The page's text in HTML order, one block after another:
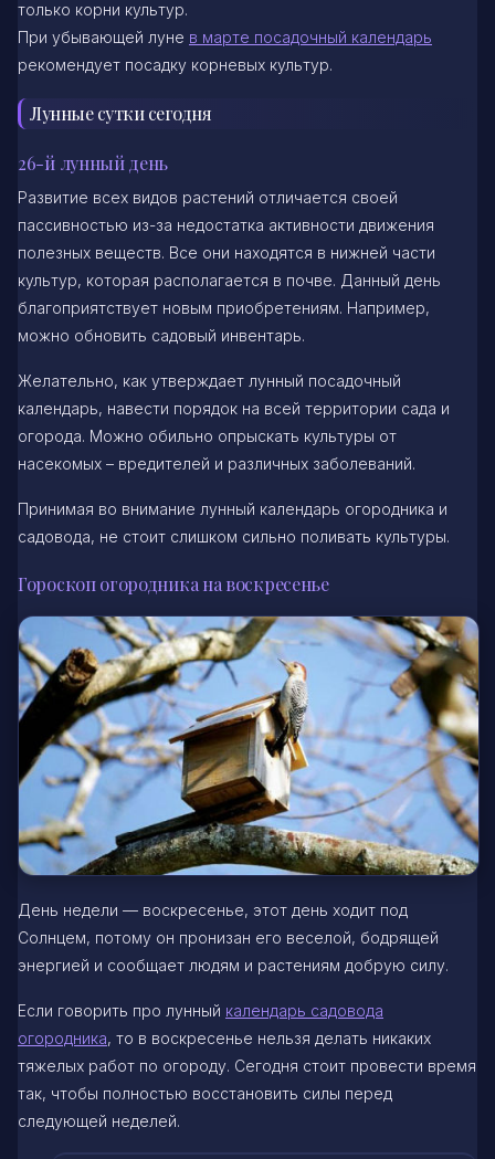
только корни культур.
При убывающей луне в марте посадочный календарь
рекомендует посадку корневых культур.
Лунные сутки сегодня
26-й лунный день
Развитие всех видов растений отличается своей
пассивностью из-за недостатка активности движения
полезных веществ. Все они находятся в нижней части
культур, которая располагается в почве. Данный день
благоприятствует новым приобретениям. Например,
можно обновить садовый инвентарь.
Желательно, как утверждает лунный посадочный
календарь, навести порядок на всей территории сада и
огорода. Можно обильно опрыскать культуры от
насекомых – вредителей и различных заболеваний.
Принимая во внимание лунный календарь огородника и
садовода, не стоит слишком сильно поливать культуры.
Гороскоп огородника на воскресенье
День недели — воскресенье, этот день ходит под
Солнцем, потому он пронизан его веселой, бодрящей
энергией и сообщает людям и растениям добрую силу.
Если говорить про лунный календарь садовода
огородника, то в воскресенье нельзя делать никаких
тяжелых работ по огороду. Сегодня стоит провести время
так, чтобы полностью восстановить силы перед
следующей неделей.